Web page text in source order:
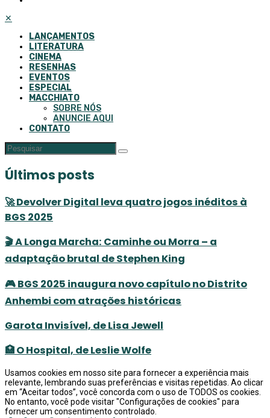
✕
LANÇAMENTOS
LITERATURA
CINEMA
RESENHAS
EVENTOS
ESPECIAL
MACCHIATO
SOBRE NÓS
ANUNCIE AQUI
CONTATO
Últimos posts
🚀 Devolver Digital leva quatro jogos inéditos à
BGS 2025
🎬 A Longa Marcha: Caminhe ou Morra – a
adaptação brutal de Stephen King
🎮 BGS 2025 inaugura novo capítulo no Distrito
Anhembi com atrações históricas
Garota Invisível, de Lisa Jewell
🏥 O Hospital, de Leslie Wolfe
Usamos cookies em nosso site para fornecer a experiência mais
relevante, lembrando suas preferências e visitas repetidas. Ao clicar
em “Aceitar todos”, você concorda com o uso de TODOS os cookies.
No entanto, você pode visitar "Configurações de cookies" para
fornecer um consentimento controlado.